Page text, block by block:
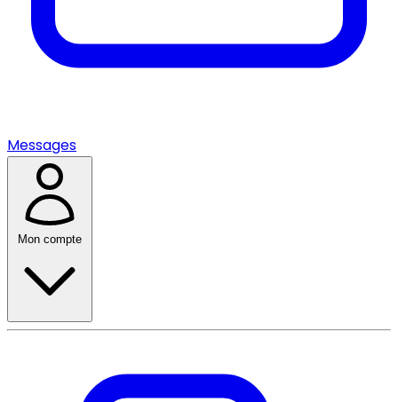
Messages
Mon compte